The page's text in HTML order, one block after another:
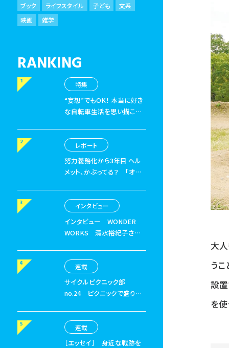
大
う
設置
を使
ブック
ライフスタイル 子ども
文系
映画
雑学
RANKING
特集
“妄想”でもOK！ 本当に好き
な自転車生活を思い描こ
レポート
努力義務化から3年目 ヘル
メット、かぶってる？
「オー
日』」インタビュー
インタビュー WONDER
WORKS 清水裕紀子さん
連載
サイクルピクニック部
no.24
ピクニックで盛り上
連載
［エッセイ］ 身近な戦跡を